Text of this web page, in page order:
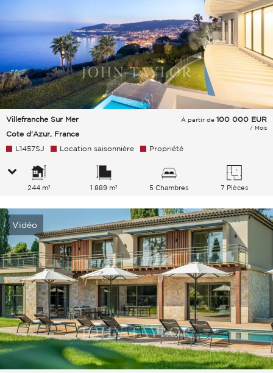
Villefranche Sur Mer
Cote d'Azur, France
À partir de 100 000 EUR
/ Mois
L1457SJ Location saisonnière Propriété
244 m² 1 889 m² 5 Chambres 7 Pièces
Vidéo